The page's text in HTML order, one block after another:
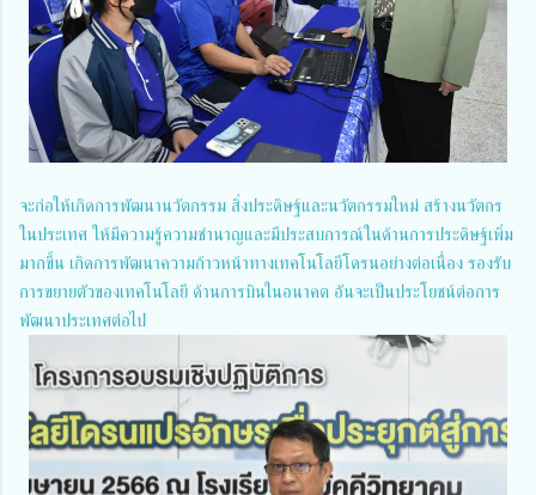
จะก่อให้เกิดการพัฒนานวัตกรรม สิ่งประดิษฐ์และนวัตกรรมใหม่ สร้างนวัตกร
ในประเทศ ให้มีความรู้ความชำนาญและมีประสบการณ์ในด้านการประดิษฐ์เพิ่ม
มากขึ้น เกิดการพัฒนาความก้าวหน้าทางเทคโนโลยีโดรนอย่างต่อเนื่อง รองรับ
การขยายตัวของเทคโนโลยี ด้านการบินในอนาคต อันจะเป็นประโยชน์ต่อการ
พัฒนาประเทศต่อไป